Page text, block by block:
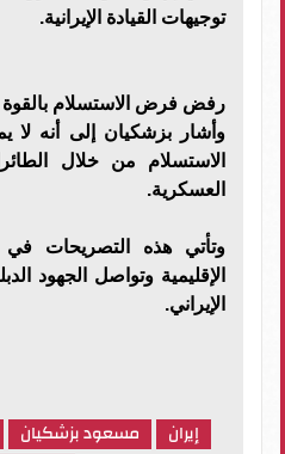
توجيهات القيادة الإيرانية.
رفض فرض الاستسلام بالقوة
وأشار بزشكيان إلى أنه لا
الاستسلام من خلال
العسكرية.
وتأتي هذه التصريحات في
الإقليمية وتواصل الجهود
الإيراني.
إيران مسعود بزشكيان